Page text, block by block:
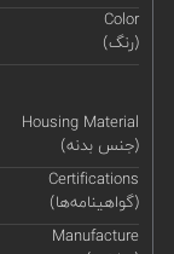
Color
(رنگ)
Housing Material
(جنس بدنه)
Certifications
(گواهینامه‌ها)
Manufacture